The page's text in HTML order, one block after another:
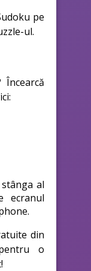
pe
ul.
al
ecranul
din
o